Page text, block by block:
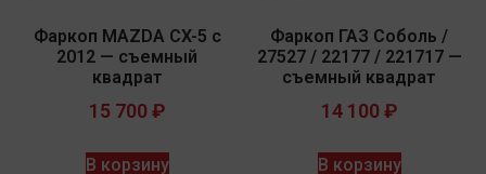
Фаркоп MAZDA CX-5 с
2012 — съемный
квадрат
15 700 ₽
В корзину
Фаркоп ГАЗ Соболь /
27527 / 22177 / 221717 —
съемный квадрат
14 100 ₽
В корзину